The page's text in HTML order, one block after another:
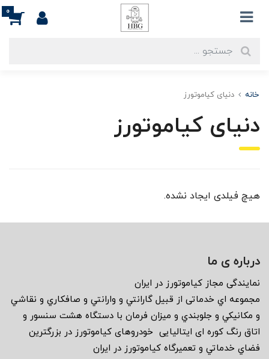
0
خانه دنیای کیاموتورز
دنیای کیاموتورز
هیچ فیلدی ایجاد نشده.
درباره ی ما
نمايندگى مجاز كياموتورز در ايران
مجموعه اي خدماتى از قبيل گارانتي و وارانتي و صافكاري و نقاشي
و مكانيكي و جلوبندي و ميزان فرمان با دستگاه هشت سنسور و
اتاق رنگ كوره اى ايتاليايى خودروهاى كياموتورز در بزرگترين
فضاي خدماتي و تعميرگاه كياموتورز در ايران